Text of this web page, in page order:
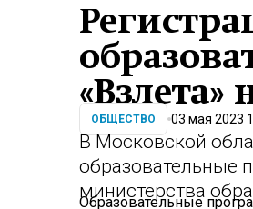
ОБЩЕСТВО 03 мая 2023
В Московской
образовательные
министерства
Образовательные